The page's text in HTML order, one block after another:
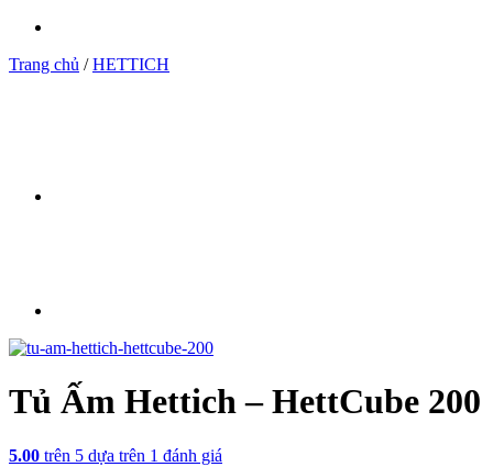
Trang chủ / HETTICH
Tủ Ấm Hettich – HettCube 200
5.00 trên 5 dựa trên 1 đánh giá